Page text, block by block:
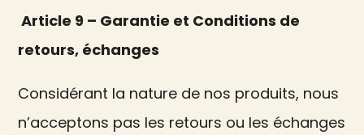
Article 9 – Garantie et Conditions de
retours, échanges
Considérant la nature de nos produits, nous
n’acceptons pas les retours ou les échanges